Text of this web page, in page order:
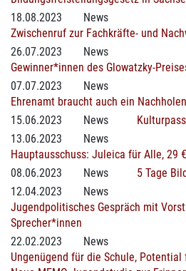
18.08.2023
News
Zwischenruf zur Fachkräfte- und
26.07.2023
News
Gewinner*innen des Glowatzky-
07.07.2023
News
Ehrenamt braucht auch ein
15.06.2023
News
13.06.2023
News
Hauptausschuss: Juleica für Alle, 29
08.06.2023
News
5 Tage
12.04.2023
News
Jugendpolitisches Gespräch mit
Sprecher*innen
22.02.2023
News
Ungenügend für die Schule,